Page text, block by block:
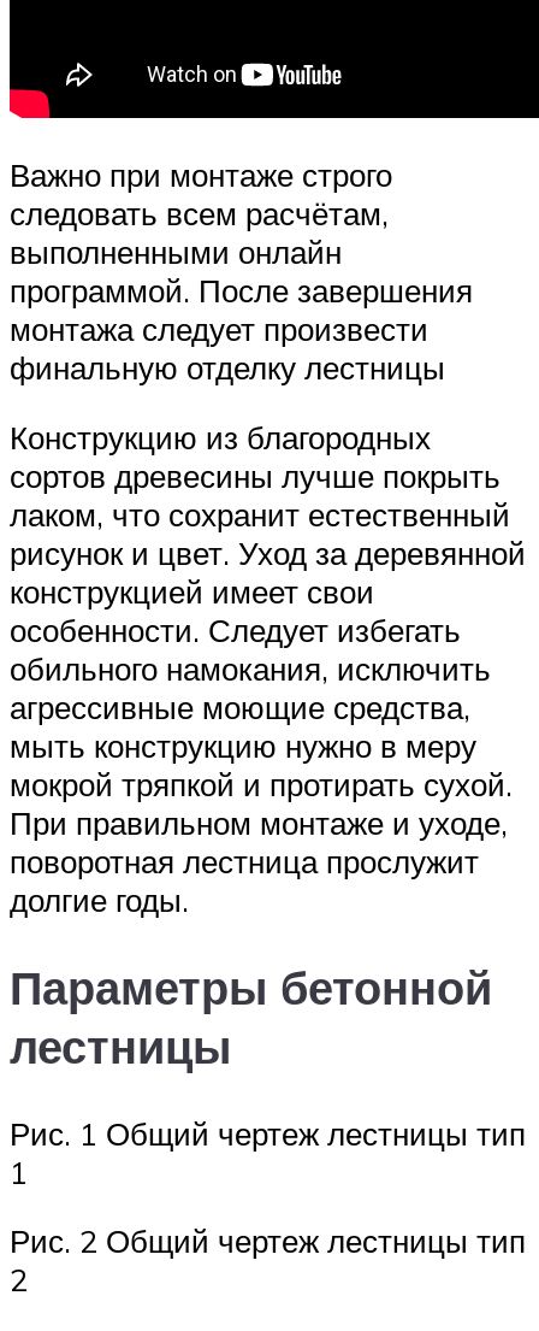
Важно при монтаже строго
следовать всем расчётам,
выполненными онлайн
программой. После завершения
монтажа следует произвести
финальную отделку лестницы
Конструкцию из благородных
сортов древесины лучше покрыть
лаком, что сохранит естественный
рисунок и цвет. Уход за деревянной
конструкцией имеет свои
особенности. Следует избегать
обильного намокания, исключить
агрессивные моющие средства,
мыть конструкцию нужно в меру
мокрой тряпкой и протирать сухой.
При правильном монтаже и уходе,
поворотная лестница прослужит
долгие годы.
Параметры бетонной
лестницы
Рис. 1 Общий чертеж лестницы тип
1
Рис. 2 Общий чертеж лестницы тип
2